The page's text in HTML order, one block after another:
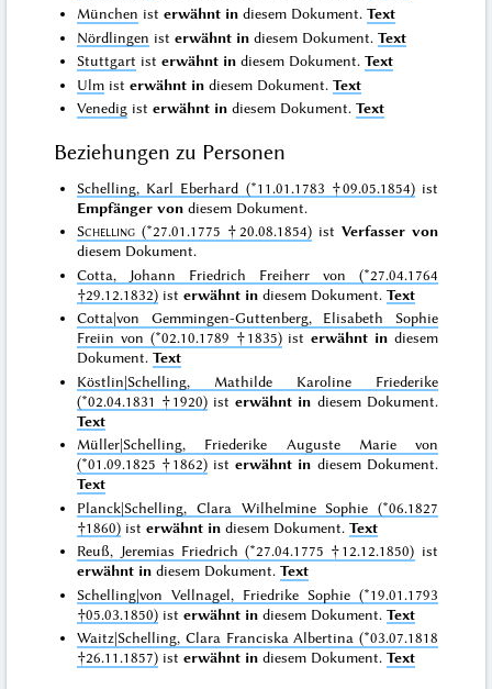
München isterwähnt in diesem Dokument.Text
Nördlingen isterwähnt in diesem Dokument.Text
Stuttgart isterwähnt in diesem Dokument.Text
Ulm isterwähnt in diesem Dokument.Text
Venedig isterwähnt in diesem Dokument.Text
Beziehungen zu Personen
Schelling, Karl Eberhard (*11.01.1783 †09.05.1854)ist
Empfänger von diesem Dokument.
Schelling (*27.01.1775 †20.08.1854)ist Verfasser von
diesem Dokument.
Cotta, Johann Friedrich Freiherr von (*27.04.1764
†29.12.1832) isterwähnt in diesem Dokument.Text
Cotta|von Gemmingen-Guttenberg, Elisabeth Sophie
Freiin von (*02.10.1789 †1835)isterwähnt indiesem
Dokument.Text
Köstlin|Schelling, Mathilde Karoline Friederike
(*02.04.1831 †1920)isterwähnt in diesem Dokument.
Text
Müller|Schelling, Friederike Auguste Marie von
(*01.09.1825 †1862)isterwähnt in diesem Dokument.
Text
Planck|Schelling, Clara Wilhelmine Sophie (*06.1827
†1860) isterwähnt in diesem Dokument.Text
Reuß, Jeremias Friedrich (*27.04.1775 †12.12.1850) ist
erwähnt in diesem Dokument.Text
Schelling|von Vellnagel, Friedrike Sophie (*19.01.1793
†05.03.1850) isterwähnt in diesem Dokument.Text
Waitz|Schelling, Clara Franciska Albertina (*03.07.1818
†26.11.1857) isterwähnt in diesem Dokument.Text